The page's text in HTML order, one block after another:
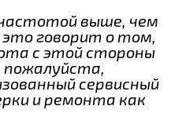
выше, чем
говорит о том,
с этой стороны
пожалуйста,
сервисный
и ремонта как